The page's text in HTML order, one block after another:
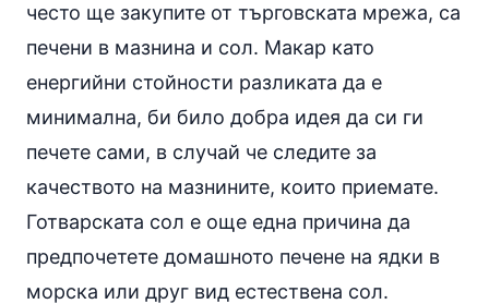
често ще закупите от търговската мрежа, са
печени в мазнина и сол. Макар като
енергийни стойности разликата да е
минимална, би било добра идея да си ги
печете сами, в случай че следите за
качеството на мазнините, които приемате.
Готварската сол е още една причина да
предпочетете домашното печене на ядки в
морска или друг вид естествена сол.